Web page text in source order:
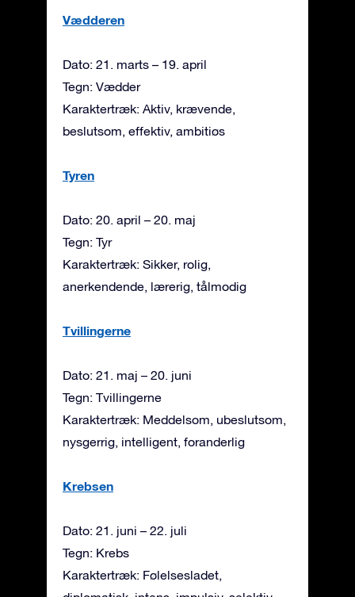
Vædderen
Dato: 21. marts – 19. april
Tegn: Vædder
Karaktertræk: Aktiv, krævende,
beslutsom, effektiv, ambitiøs
Tyren
Dato: 20. april – 20. maj
Tegn: Tyr
Karaktertræk: Sikker, rolig,
anerkendende, lærerig, tålmodig
Tvillingerne
Dato: 21. maj – 20. juni
Tegn: Tvillingerne
Karaktertræk: Meddelsom, ubeslutsom,
nysgerrig, intelligent, foranderlig
Krebsen
Dato: 21. juni – 22. juli
Tegn: Krebs
Karaktertræk: Følelsesladet,